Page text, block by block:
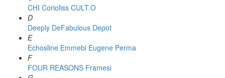
CHI Corioliss CULT.O
D
Deeply DeFabulous Depot
E
Echosline Emmebi Eugene Perma
F
FOUR REASONS Framesi